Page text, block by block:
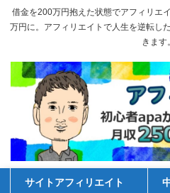
借金を200万円抱えた状態でアフィリエ
万円に。アフィリエイトで人生を逆転し
きます。
サイトアフィリエイト